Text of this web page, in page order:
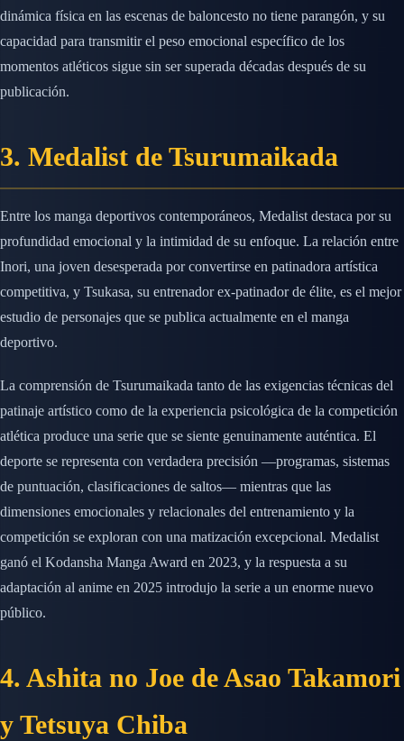
dinámica física en las escenas de baloncesto no tiene parangón, y su
capacidad para transmitir el peso emocional específico de los
momentos atléticos sigue sin ser superada décadas después de su
publicación.
3. Medalist de Tsurumaikada
Entre los manga deportivos contemporáneos, Medalist destaca por su
profundidad emocional y la intimidad de su enfoque. La relación entre
Inori, una joven desesperada por convertirse en patinadora artística
competitiva, y Tsukasa, su entrenador ex-patinador de élite, es el mejor
estudio de personajes que se publica actualmente en el manga
deportivo.
La comprensión de Tsurumaikada tanto de las exigencias técnicas del
patinaje artístico como de la experiencia psicológica de la competición
atlética produce una serie que se siente genuinamente auténtica. El
deporte se representa con verdadera precisión —programas, sistemas
de puntuación, clasificaciones de saltos— mientras que las
dimensiones emocionales y relacionales del entrenamiento y la
competición se exploran con una matización excepcional. Medalist
ganó el Kodansha Manga Award en 2023, y la respuesta a su
adaptación al anime en 2025 introdujo la serie a un enorme nuevo
público.
4. Ashita no Joe de Asao Takamori
y Tetsuya Chiba